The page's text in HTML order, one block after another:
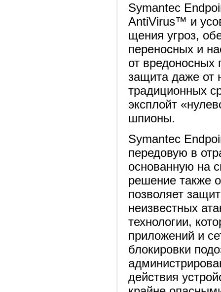
Symantec
AntiVirus™ и
щения угроз,
переносных и
от вредоносных
защита даже от
традиционных
эксплойт
шпионы.
Symantec
передовую в
основанную на
решение также
позволяет
неизвестных
технологии,
приложений и
блокировки
действия